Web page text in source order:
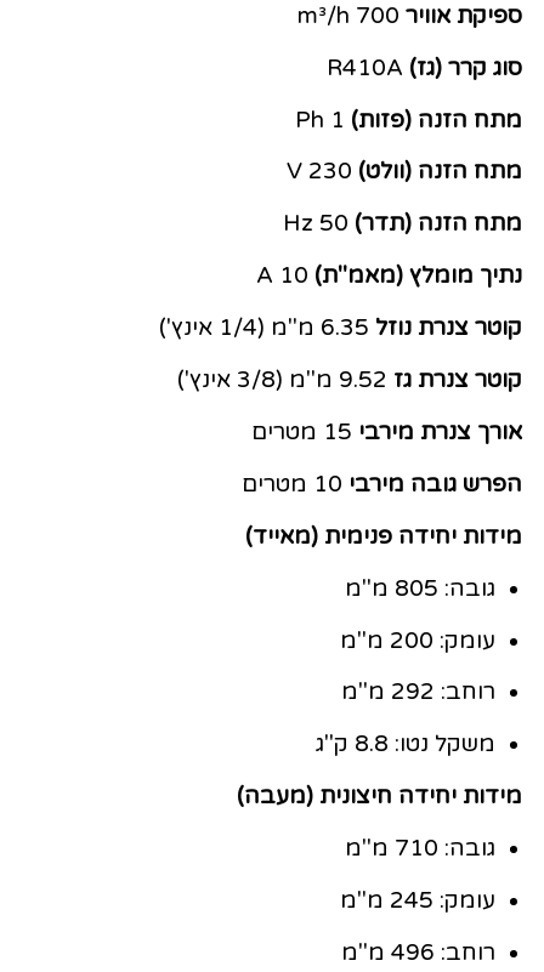
ספיקת אוויר700 m³/h
סוג קרר (גז)
מתח הזנה (פזות)
מתח הזנה (וולט)
מתח הזנה (תדר)
נתיך מומלץ (מאמ"ת)
קוטר צנרת נוזל
קוטר צנרת גז
אורך צנרת מירבי
הפרש גובה מירבי
מידות יחידה פנימית (מאייד)
גובה: 805 מ"מ
עומק: 200 מ"מ
רוחב: 292 מ"מ
משקל נטו: 8.8 ק"ג
מידות יחידה חיצונית (מעבה)
גובה: 710 מ"מ
עומק: 245 מ"מ
רוחב: 496 מ"מ